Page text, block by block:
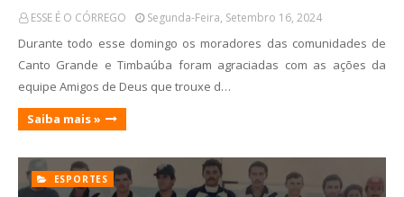
ESSE É O CÓRREGO Segunda-Feira, Setembro 16, 2024
Durante todo esse domingo os moradores das comunidades de
Canto Grande e Timbaúba foram agraciadas com as ações da
equipe Amigos de Deus que trouxe d…
Saiba mais »
ESPORTES